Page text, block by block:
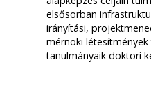
elsősorban
irányítási,
mérnöki
tanulmányaik doktori